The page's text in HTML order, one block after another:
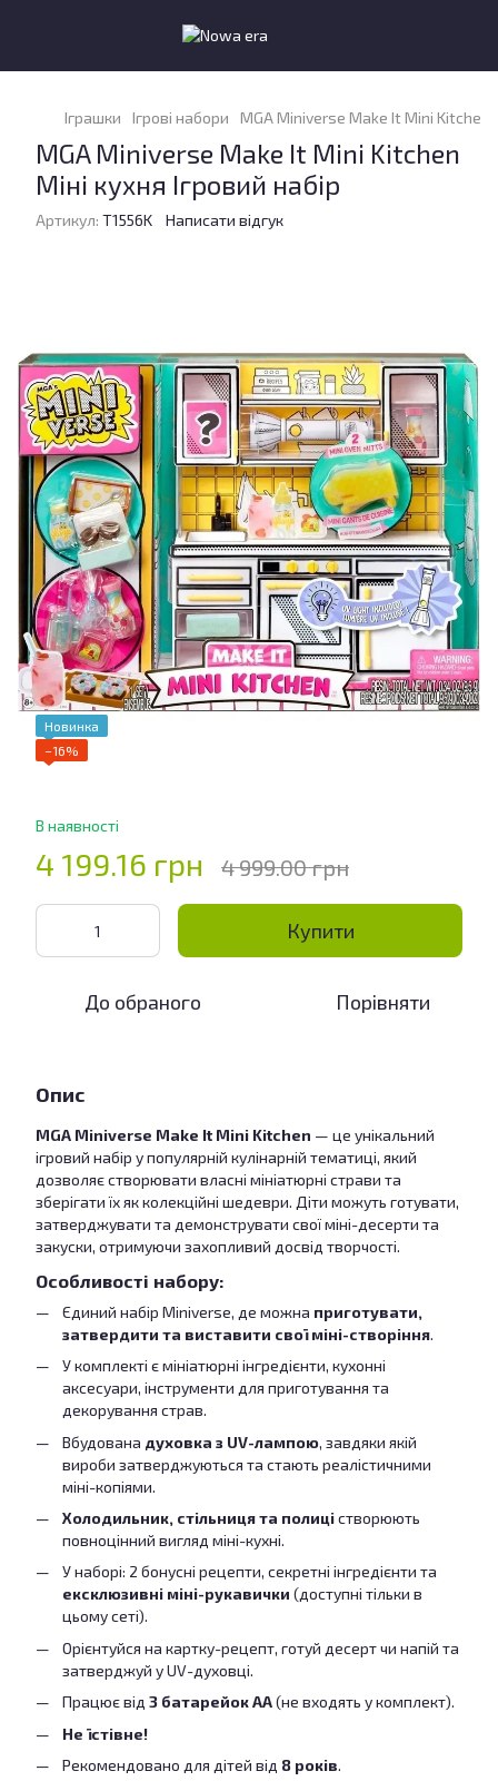
Іграшки Ігрові набори MGA Miniverse Make It Mini Kitchen
MGA Miniverse Make It Mini Kitchen
Міні кухня Ігровий набір
Артикул: T1556K Написати відгук
Новинка
−16%
В наявності
4 199.16 грн 4 999.00 грн
Купити
До обраного Порівняти
Опис
MGA Miniverse Make It Mini Kitchen — це унікальний
ігровий набір у популярній кулінарній тематиці, який
дозволяє створювати власні мініатюрні страви та
зберігати їх як колекційні шедеври. Діти можуть готувати,
затверджувати та демонструвати свої міні-десерти та
закуски, отримуючи захопливий досвід творчості.
Особливості набору:
Єдиний набір Miniverse, де можна приготувати,
затвердити та виставити свої міні-створіння.
У комплекті є мініатюрні інгредієнти, кухонні
аксесуари, інструменти для приготування та
декорування страв.
Вбудована духовка з UV-лампою, завдяки якій
вироби затверджуються та стають реалістичними
міні-копіями.
Холодильник, стільниця та полицістворюють
повноцінний вигляд міні-кухні.
У наборі: 2 бонусні рецепти, секретні інгредієнти та
ексклюзивні міні-рукавички (доступні тільки в
цьому сеті).
Орієнтуйся на картку-рецепт, готуй десерт чи напій та
затверджуй у UV-духовці.
Працює від 3 батарейок AA(не входять у комплект).
Не їстівне!
Рекомендовано для дітей від 8 років.